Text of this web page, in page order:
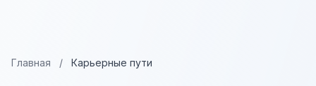
Главная / Карьерные пути